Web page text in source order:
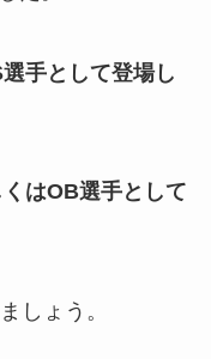
手として登場し
はOB選手として
しょう。